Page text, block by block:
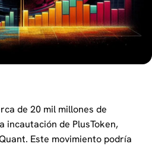
de 20 mil millones de
incautación de PlusToken,
Este movimiento podría